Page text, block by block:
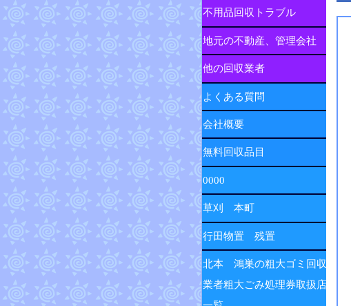
不用品回収トラブル
地元の不動産、管理会社
他の回収業者
よくある質問
会社概要
無料回収品目
0000
草刈 本町
行田物置 残置
北本 鴻巣の粗大ゴミ回収
業者粗大ごみ処理券取扱店